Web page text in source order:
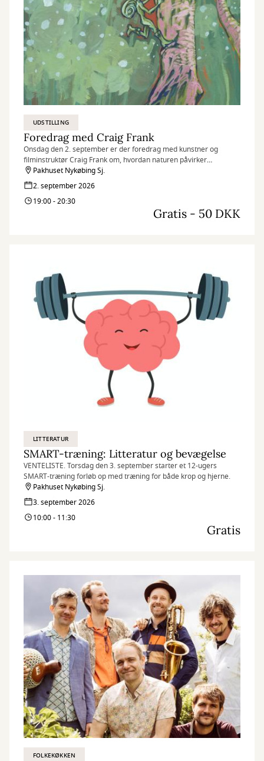
UDSTILLING
Foredrag med Craig Frank
Onsdag den 2. september er der foredrag med kunstner og
filminstruktør Craig Frank om, hvordan naturen påvirker
kreativiteten, og hvad der sker med idéerne, når tempoet sættes
ned.
Pakhuset Nykøbing Sj.
2. september 2026
19:00 - 20:30
Gratis - 50 DKK
LITTERATUR
SMART-træning: Litteratur og bevægelse
VENTELISTE. Torsdag den 3. september starter et 12-ugers
SMART-træning forløb op med træning for både krop og hjerne.
Pakhuset Nykøbing Sj.
3. september 2026
10:00 - 11:30
Gratis
FOLKEKØKKEN